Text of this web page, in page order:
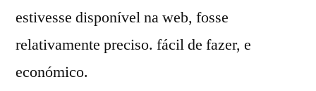
estivesse disponível na web, fosse
relativamente preciso. fácil de fazer, e
económico.